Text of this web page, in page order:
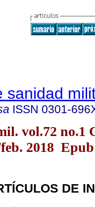
sanidad
ISSN 0301-
vol.72 no.1
2018
DE